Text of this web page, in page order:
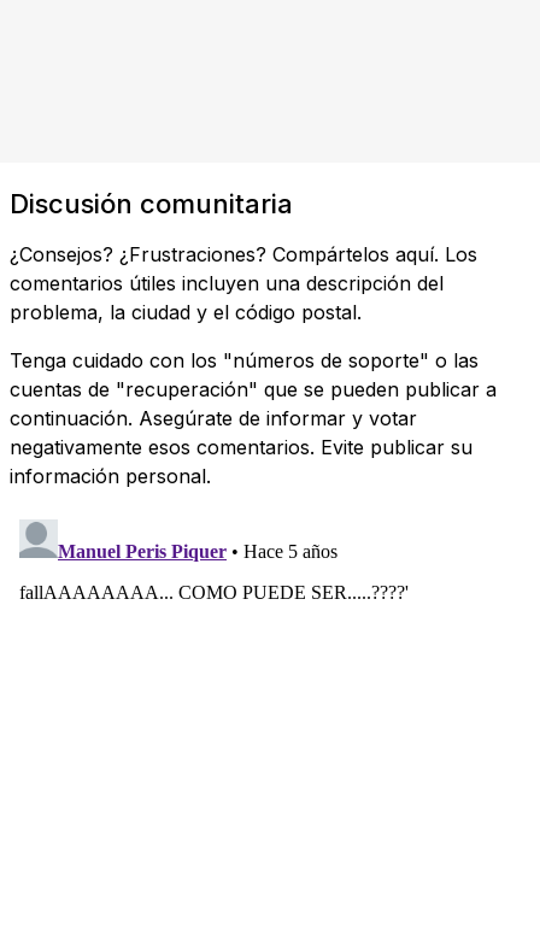
Discusión comunitaria
¿Consejos? ¿Frustraciones? Compártelos aquí. Los
comentarios útiles incluyen una descripción del
problema, la ciudad y el código postal.
Tenga cuidado con los "números de soporte" o las
cuentas de "recuperación" que se pueden publicar a
continuación. Asegúrate de informar y votar
negativamente esos comentarios. Evite publicar su
información personal.